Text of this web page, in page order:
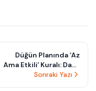
Sonraki Yazı
Düğün Planında ‘Az
Ama Etkili’ Kuralı: Daha
Az Harcayarak Daha